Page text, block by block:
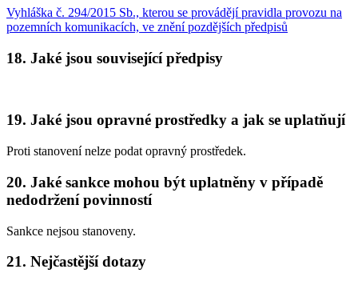
Vyhláška č. 294/2015 Sb., kterou se provádějí pravidla provozu na
pozemních komunikacích, ve znění pozdějších předpisů
18. Jaké jsou související předpisy
19. Jaké jsou opravné prostředky a jak se uplatňují
Proti stanovení nelze podat opravný prostředek.
20. Jaké sankce mohou být uplatněny v případě
nedodržení povinností
Sankce nejsou stanoveny.
21. Nejčastější dotazy